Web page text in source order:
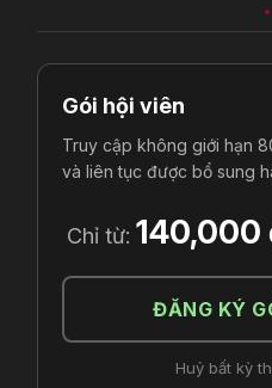
Gói hội viên
Truy cập không giới hạn
và liên tục được bổ sung
Chỉ từ: 140,000
ĐĂNG KÝ
Huỷ bất kỳ